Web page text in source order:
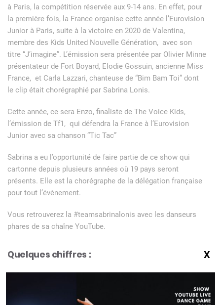
à Paris, la compétition réservée aux 9-14 ans. En effet, pour
la première fois, la France organise cette année l’Eurovision
Junior à Paris, suite à la victoire en 2020 de Valentina,
membre des Kids United Nouvelle Génération, avec son
titre “J’imagine”. L’émission sera présentée par Olivier Minne
présentateur de Fort Boyard, Elodie Gossuin, ancienne Miss
France, et Carla Lazzari, chanteuse de “Bim Bam Toi” dont
le clip était chorégraphié par Sabrina Lonis.
Cette année, ce sera Enzo, finaliste de The Voice Kids,
l’émission de Tf1, qui défendra la France à l’Eurovision
Junior avec sa chanson “Tic Tac”
Sabrina a eu l’opportunité de faire partie de ce show qui
cartonne depuis plusieurs années où 19 pays seront
présents. Elle est la chorégraphe de la délégation française
pour tout l’évènement.
Vous retrouverez la #teamsabrinalonis avec les danseurs
phares de sa chaîne YouTube.
Quelques chiffres :
ont tourné à la Tour Eiffel, Versailles, Paris, le Louvre, le
X